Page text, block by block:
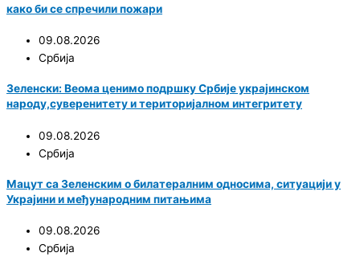
како би се спречили пожари
09.08.2026
Србија
Зеленски: Веома ценимо подршку Србије украјинском
народу,суверенитету и територијалном интегритету
09.08.2026
Србија
Мацут са Зеленским о билатералним односима, ситуацији у
Украјини и међународним питањима
09.08.2026
Србија